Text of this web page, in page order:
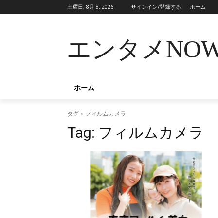
土曜日, 8月 8, 2026 サインイン/登録する ホーム
エンタメ
ホーム
タグ フィルムカメラ
Tag: フィルムカメラ